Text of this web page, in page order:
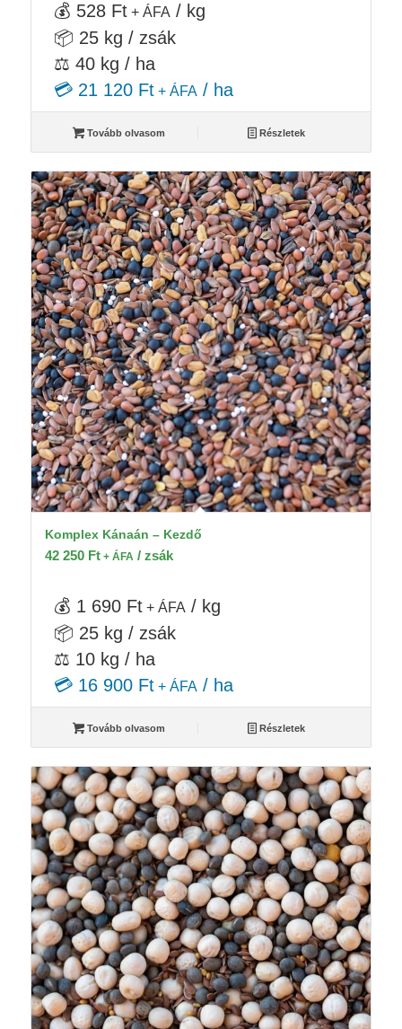
16
500 Ft.
13
200 Ft.
💰 528 Ft+ ÁFA / kg
📦 25 kg / zsák
⚖️ 40 kg / ha
💳 21 120 Ft+ ÁFA/ ha
Tovább olvasom Részletek
Komplex Kánaán – Kezdő
42 250 Ft+ ÁFA / zsák
💰 1 690 Ft+ ÁFA / kg
📦 25 kg / zsák
⚖️ 10 kg / ha
💳 16 900 Ft+ ÁFA/ ha
Tovább olvasom Részletek